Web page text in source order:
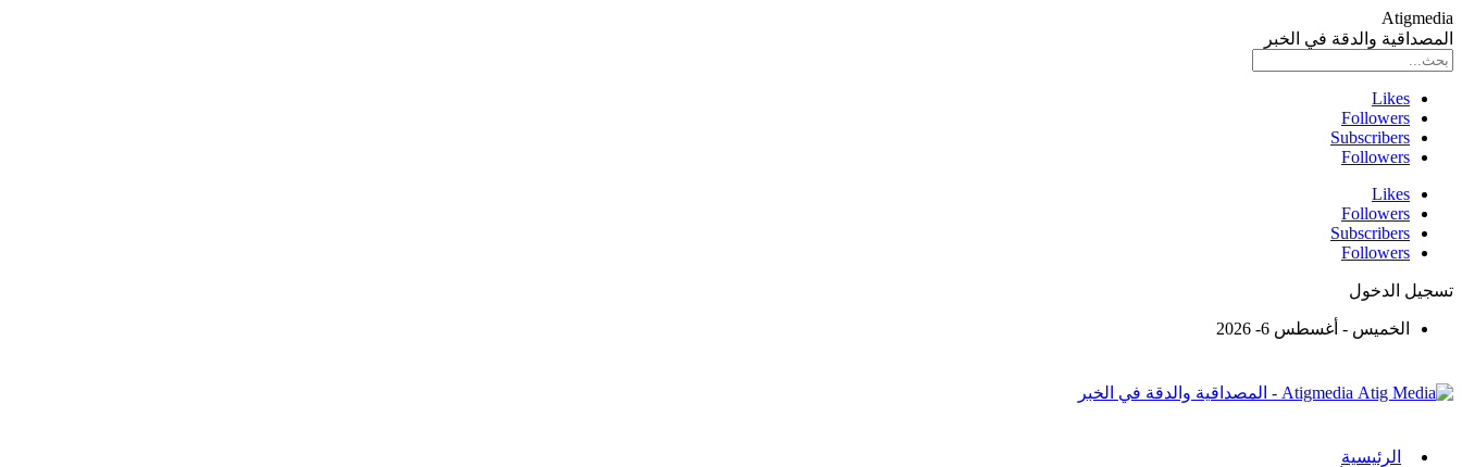
Atigmedia
المصداقية والدقة في الخبر
Likes
Followers
Subscribers
Followers
Likes
Followers
Subscribers
Followers
تسجيل الدخول
الخميس - أغسطس 6- 2026
Atigmedia - المصداقية والدقة في الخبر
الرئيسية